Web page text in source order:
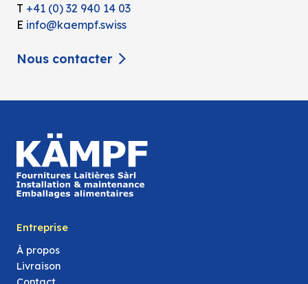
T +41 (0) 32 940 14 03
E info@kaempf.swiss
Nous contacter
Entreprise
À propos
Livraison